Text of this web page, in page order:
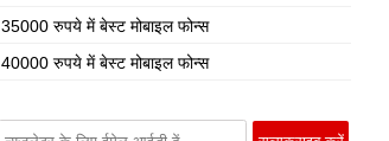
35000 रुपये में बेस्ट मोबाइल फोन्स
40000 रुपये में बेस्ट मोबाइल फोन्स